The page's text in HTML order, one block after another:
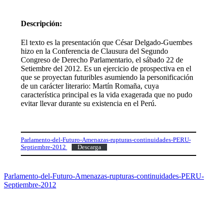
Descripción:
El texto es la presentación que César Delgado-Guembes
hizo en la Conferencia de Clausura del Segundo
Congreso de Derecho Parlamentario, el sábado 22 de
Setiembre del 2012. Es un ejercicio de prospectiva en el
que se proyectan futuribles asumiendo la personificación
de un carácter literario: Martín Romaña, cuya
característica principal es la vida exagerada que no pudo
evitar llevar durante su existencia en el Perú.
Parlamento-del-Futuro-Amenazas-rupturas-continuidades-PERU-
Septiembre-2012
Descarga
Parlamento-del-Futuro-Amenazas-rupturas-continuidades-PERU-
Septiembre-2012